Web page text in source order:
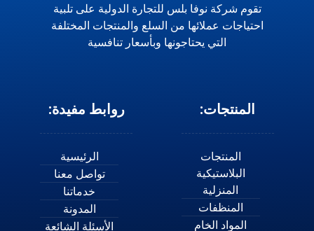
تقوم شركة نوفا بلس للتجارة الدولية على تلبية
احتياجات عملائها من السلع والمنتجات المختلفة
التي يحتاجونها وبأسعار تنافسية
المنتجات:
المنتجات
البلاستيكية
المنزلية
المنظفات
المواد الخام
روابط مفيدة:
الرئيسية
تواصل معنا
خدماتنا
المدونة
الأسئلة الشائعة